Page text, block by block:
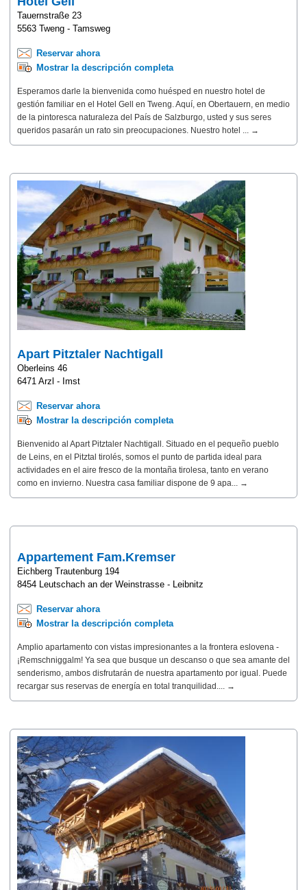
Tauernstraße 23
5563 Tweng - Tamsweg
Reservar ahora
Mostrar la descripción completa
Esperamos darle la bienvenida como huésped en nuestro hotel de
gestión familiar en el Hotel Gell en Tweng. Aquí, en Obertauern, en medio
de la pintoresca naturaleza del País de Salzburgo, usted y sus seres
queridos pasarán un rato sin preocupaciones. Nuestro hotel ... →
Apart Pitztaler Nachtigall
Oberleins 46
6471 Arzl - Imst
Reservar ahora
Mostrar la descripción completa
Bienvenido al Apart Pitztaler Nachtigall. Situado en el pequeño pueblo
de Leins, en el Pitztal tirolés, somos el punto de partida ideal para
actividades en el aire fresco de la montaña tirolesa, tanto en verano
como en invierno. Nuestra casa familiar dispone de 9 apa... →
Appartement Fam.Kremser
Eichberg Trautenburg 194
8454 Leutschach an der Weinstrasse - Leibnitz
Reservar ahora
Mostrar la descripción completa
Amplio apartamento con vistas impresionantes a la frontera eslovena -
¡Remschniggalm! Ya sea que busque un descanso o que sea amante del
senderismo, ambos disfrutarán de nuestra apartamento por igual. Puede
recargar sus reservas de energía en total tranquilidad.... →